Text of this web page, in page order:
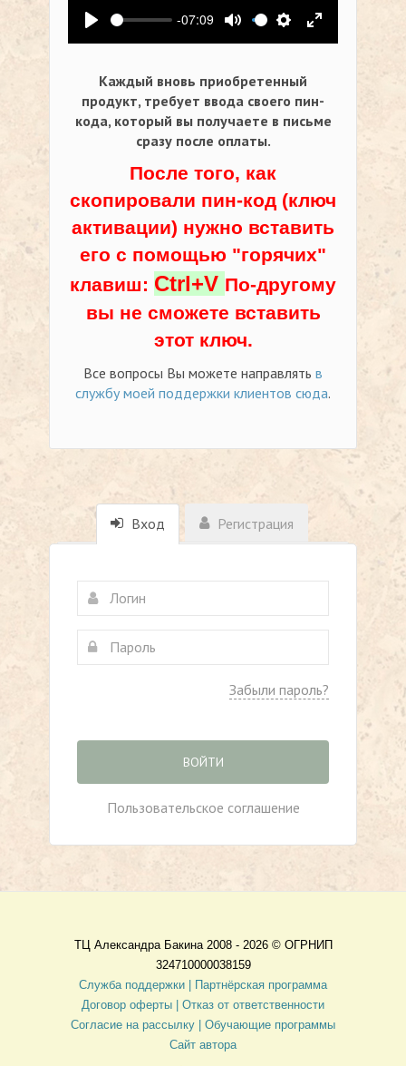
Воспроизвести
-07:09
Выключить звук
Настройки
На весь
Каждый вновь приобретенный
продукт, требует ввода своего пин-
кода, который вы получаете в письме
сразу после оплаты.
После того, как
скопировали пин-код (ключ
активации) нужно вставить
его с помощью "горячих"
клавиш: Ctrl+V По-другому
вы не сможете вставить
этот ключ.
Все вопросы Вы можете направлять в
службу моей поддержки клиентов сюда.
Вход Регистрация
Забыли пароль?
ВОЙТИ
Пользовательское соглашение
ТЦ Александра Бакина 2008 - 2026 © ОГРНИП
324710000038159
Служба поддержки |
Партнёрская программа
Договор оферты
| Отказ от ответственности
Согласие на рассылку | Обучающие программы
Сайт автора